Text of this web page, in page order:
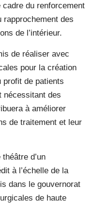
du renforcement
des
de l’intérieur.
de réaliser avec
pour la création
profit de patients
nécessitant des
à améliorer
de traitement et leur
d’un
à l’échelle de la
dans le gouvernorat
de haute